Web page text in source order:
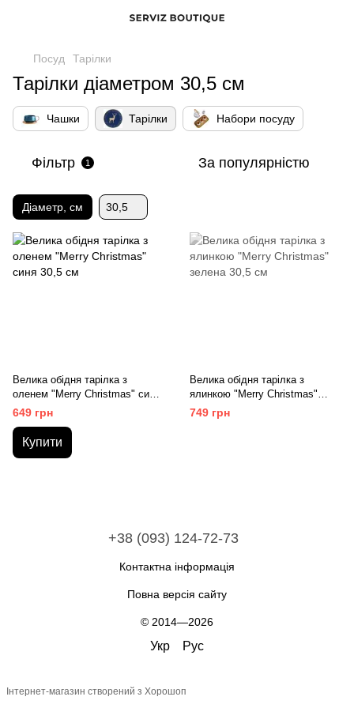
Посуд Тарілки
Тарілки діаметром 30,5 см
Чашки Тарілки Набори посуду
Фільтр 1 За популярністю
Діаметр, см 30,5
Велика обідня тарілка з
оленем "Merry Christmas" синя
30,5 см
649 грн
Купити
Велика обідня тарілка з
ялинкою "Merry Christmas"
зелена 30,5 см
749 грн
+38 (093) 124-72-73
Контактна інформація
Повна версія сайту
© 2014—2026
Укр Рус
Інтернет-магазин створений з Хорошоп